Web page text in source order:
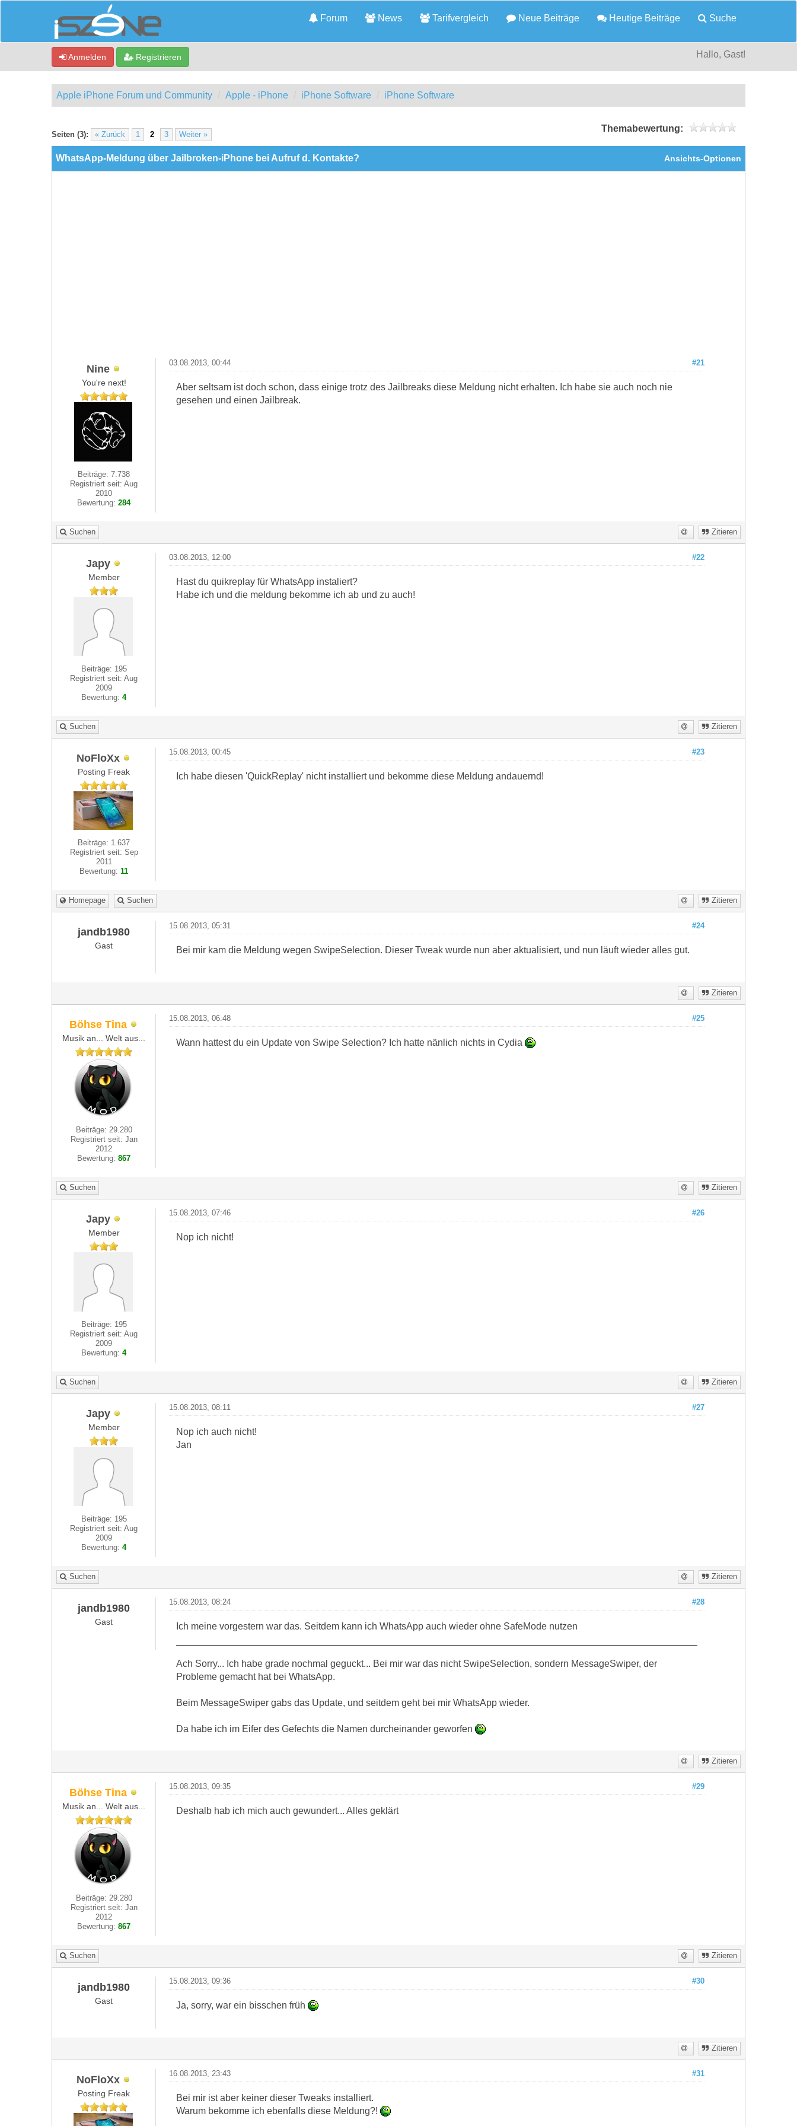
Forum News Tarifvergleich Neue Beiträge Heutige Beiträge Suche
Anmelden Registrieren Hallo, Gast!
Apple iPhone Forum und Community Apple - iPhone iPhone Software iPhone Software
Seiten (3): « Zurück 1 2 3 Weiter »
Themabewertung:
0 Bewertung(en) - 0 im Durchschnitt
1
2
3
4
5
Ansichts-Optionen
WhatsApp-Meldung über Jailbroken-iPhone bei Aufruf d. Kontakte?
Nine
You're next!
Beiträge: 7.738
Registriert seit: Aug
2010
Bewertung:284
#21
03.08.2013, 00:44
Aber seltsam ist doch schon, dass einige trotz des Jailbreaks diese Meldung nicht erhalten. Ich habe sie auch noch nie
gesehen und einen Jailbreak.
Suchen Zitieren
Japy
Member
Beiträge: 195
Registriert seit: Aug
2009
Bewertung:4
#22
03.08.2013, 12:00
Hast du quikreplay für WhatsApp instaliert?
Habe ich und die meldung bekomme ich ab und zu auch!
Suchen Zitieren
NoFloXx
Posting Freak
Beiträge: 1.637
Registriert seit: Sep
2011
Bewertung:11
#23
15.08.2013, 00:45
Ich habe diesen 'QuickReplay' nicht installiert und bekomme diese Meldung andauernd!
Homepage Suchen Zitieren
jandb1980
Gast
#24
15.08.2013, 05:31
Bei mir kam die Meldung wegen SwipeSelection. Dieser Tweak wurde nun aber aktualisiert, und nun läuft wieder alles gut.
Zitieren
Böhse Tina
Musik an... Welt aus...
Beiträge: 29.280
Registriert seit: Jan
2012
Bewertung:867
#25
15.08.2013, 06:48
Wann hattest du ein Update von Swipe Selection? Ich hatte nänlich nichts in Cydia
Suchen Zitieren
Japy
Member
Beiträge: 195
Registriert seit: Aug
2009
Bewertung:4
#26
15.08.2013, 07:46
Nop ich nicht!
Suchen Zitieren
Japy
Member
Beiträge: 195
Registriert seit: Aug
2009
Bewertung:4
#27
15.08.2013, 08:11
Nop ich auch nicht!
Jan
Suchen Zitieren
jandb1980
Gast
#28
15.08.2013, 08:24
Ich meine vorgestern war das. Seitdem kann ich WhatsApp auch wieder ohne SafeMode nutzen
Ach Sorry... Ich habe grade nochmal geguckt... Bei mir war das nicht SwipeSelection, sondern MessageSwiper, der
Probleme gemacht hat bei WhatsApp.
Beim MessageSwiper gabs das Update, und seitdem geht bei mir WhatsApp wieder.
Da habe ich im Eifer des Gefechts die Namen durcheinander geworfen
Zitieren
Böhse Tina
Musik an... Welt aus...
Beiträge: 29.280
Registriert seit: Jan
2012
Bewertung:867
#29
15.08.2013, 09:35
Deshalb hab ich mich auch gewundert... Alles geklärt
Suchen Zitieren
jandb1980
Gast
#30
15.08.2013, 09:36
Ja, sorry, war ein bisschen früh
Zitieren
NoFloXx
Posting Freak
#31
16.08.2013, 23:43
Bei mir ist aber keiner dieser Tweaks installiert.
Warum bekomme ich ebenfalls diese Meldung?!